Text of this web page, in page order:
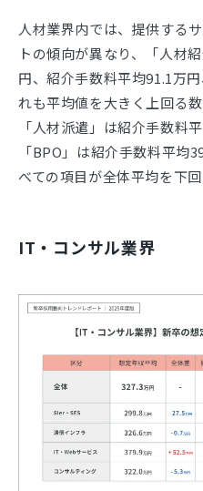
人材業界内では、提供する
トの傾向が異なり、「人材
円、紹介手数料平均91.1万
れも平均値を大きく上回る
「人材派遣」は紹介手数料
「BPO」は紹介手数料平均
べての項目が全体平均を下
IT・コンサル業界